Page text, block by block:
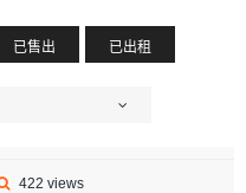
已售出 已出租
422 views